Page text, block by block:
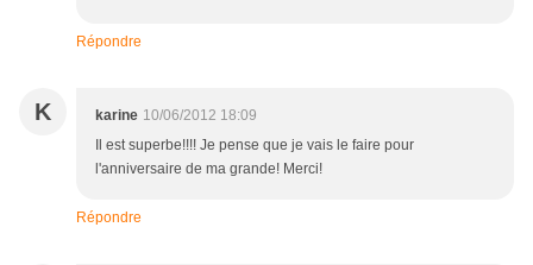
Répondre
K karine 10/06/2012 18:09
Il est superbe!!!! Je pense que je vais le faire pour
l'anniversaire de ma grande! Merci!
Répondre